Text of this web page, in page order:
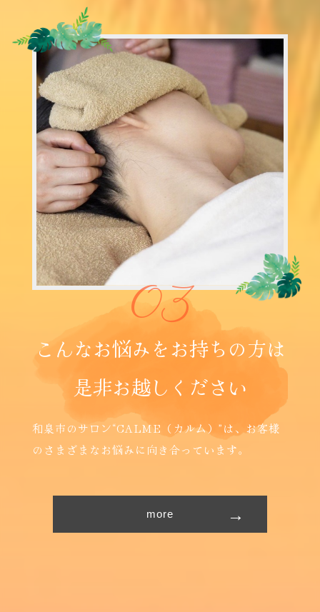
03
こ んなお悩みをお持ち の方は
是非お越し く ださ い
和泉市のサロン“CALME（カルム）”は、お客様
のさまざまなお悩みに向き合っています。
more